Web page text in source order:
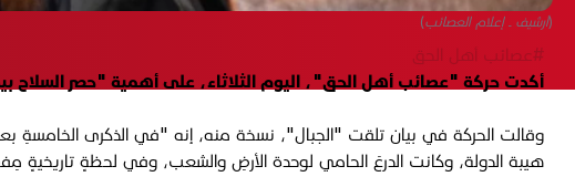
(أرشيف ـ إعلام العصائب)
#عصائب أهل الحق
أكدت حركة "عصائب أهل الحق"، اليوم الثلاثاء، على أهمية "حصر السلاح
وقالت الحركة في بيان تلقت "الجبال"، نسخة منه، إنه "في الذكرى الخامسةِ
هيبة الدولة، وكانت الدرعَ الحامي لوحدة الأرضِ والشعب، وفي لحظةٍ